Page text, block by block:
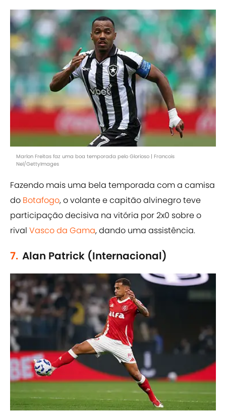
Marlon Freitas faz uma boa temporada pelo Glorioso | Francois
Nel/GettyImages
Fazendo mais uma bela temporada com a camisa
do Botafogo, o volante e capitão alvinegro teve
participação decisiva na vitória por 2x0 sobre o
rival Vasco da Gama, dando uma assistência.
7. Alan Patrick (Internacional)